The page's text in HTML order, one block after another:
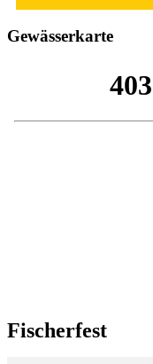
Gewässerkarte
Fischerfest